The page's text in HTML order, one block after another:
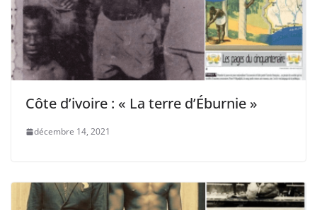
Côte d’ivoire : « La terre d’Éburnie »
décembre 14, 2021